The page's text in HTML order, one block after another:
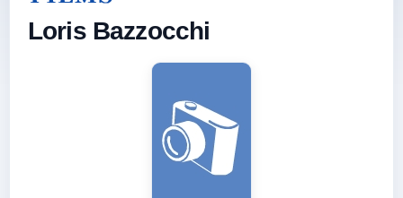
Loris Bazzocchi